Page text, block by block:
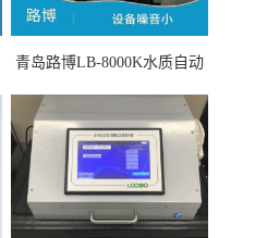
青岛路博LB-8000K水质自动